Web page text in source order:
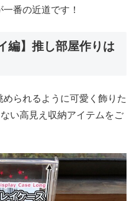
番の近道です！
編】推し部屋作りは
られるように可愛く飾りた
い高見え収納アイテムをご